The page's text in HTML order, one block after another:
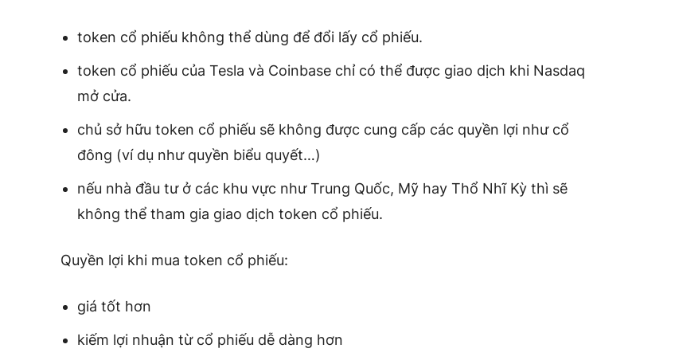
token cổ phiếu không thể dùng để đổi lấy cổ phiếu.
token cổ phiếu của Tesla và Coinbase chỉ có thể được giao dịch khi Nasdaq
mở cửa.
chủ sở hữu token cổ phiếu sẽ không được cung cấp các quyền lợi như cổ
đông (ví dụ như quyền biểu quyết…)
nếu nhà đầu tư ở các khu vực như Trung Quốc, Mỹ hay Thổ Nhĩ Kỳ thì sẽ
không thể tham gia giao dịch token cổ phiếu.
Quyền lợi khi mua token cổ phiếu:
giá tốt hơn
kiếm lợi nhuận từ cổ phiếu dễ dàng hơn